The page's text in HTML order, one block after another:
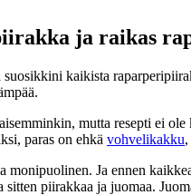
ja raikas
kaikista
mutta resepti ei
paras on ehkä vohvelikakku
monipuolinen. Ja ennen
piirakkaa ja juomaa.